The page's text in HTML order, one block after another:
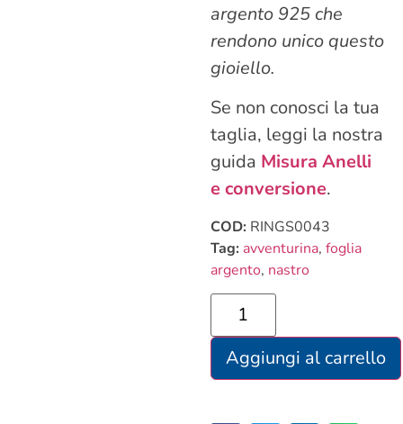
argento 925 che
rendono unico questo
gioiello.
Se non conosci la tua
taglia, leggi la nostra
guida Misura Anelli
econversione.
COD: RINGS0043
Tag: avventurina, foglia
argento, nastro
Aggiungi al carrello